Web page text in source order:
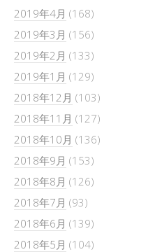
2019年4月 (168)
2019年3月 (156)
2019年2月 (133)
2019年1月 (129)
2018年12月 (103)
2018年11月 (127)
2018年10月 (136)
2018年9月 (153)
2018年8月 (126)
2018年7月 (93)
2018年6月 (139)
2018年5月 (104)